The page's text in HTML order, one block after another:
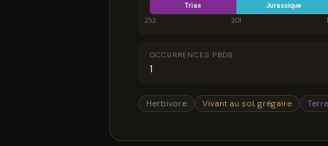
Trias Jurassique
252
201
OCCURRENCES PBDB
1
Herbivore Vivant au sol, grégaire